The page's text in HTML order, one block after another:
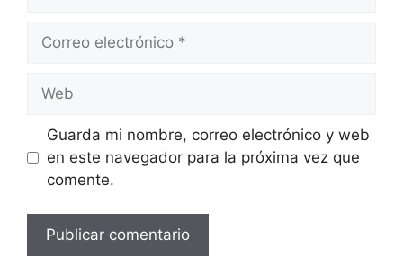
electrónico
Guarda mi nombre, correo electrónico y web
en este navegador para la próxima vez que
comente.